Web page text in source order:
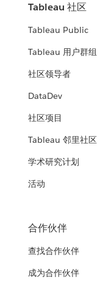
Tableau 社区
Tableau Public
Tableau 用户群组
社区领导者
DataDev
社区项目
Tableau 邻里社区
学术研究计划
活动
合作伙伴
查找合作伙伴
成为合作伙伴